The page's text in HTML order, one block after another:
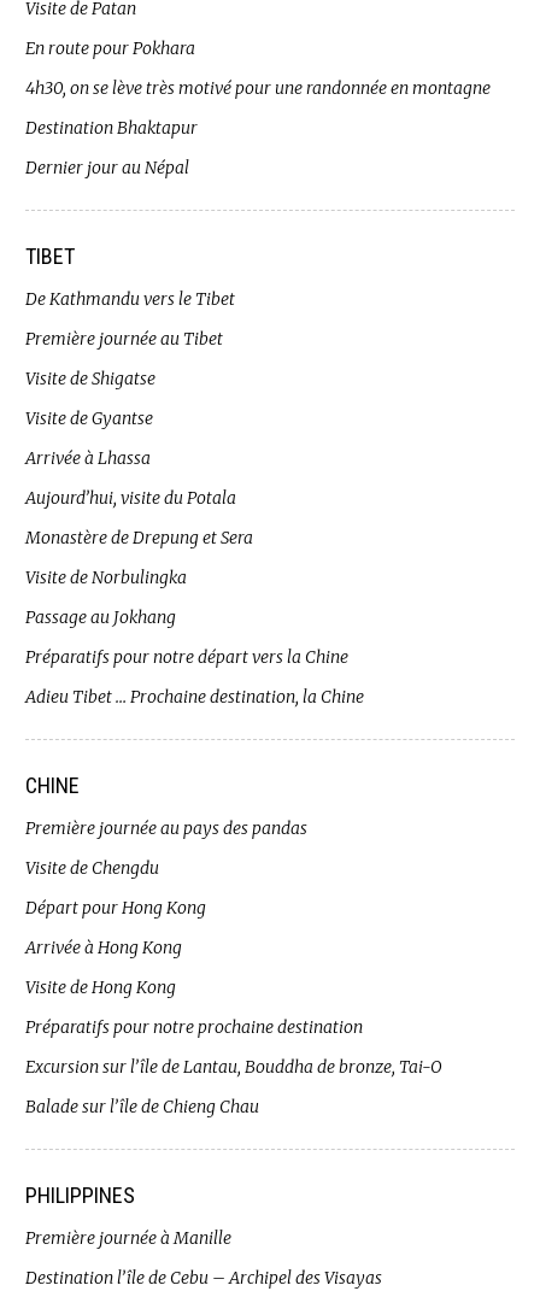
Visite de Patan
En route pour Pokhara
4h30, on se lève très motivé pour une randonnée en montagne
Destination Bhaktapur
Dernier jour au Népal
TIBET
De Kathmandu vers le Tibet
Première journée au Tibet
Visite de Shigatse
Visite de Gyantse
Arrivée à Lhassa
Aujourd’hui, visite du Potala
Monastère de Drepung et Sera
Visite de Norbulingka
Passage au Jokhang
Préparatifs pour notre départ vers la Chine
Adieu Tibet … Prochaine destination, la Chine
CHINE
Première journée au pays des pandas
Visite de Chengdu
Départ pour Hong Kong
Arrivée à Hong Kong
Visite de Hong Kong
Préparatifs pour notre prochaine destination
Excursion sur l’île de Lantau, Bouddha de bronze, Tai-O
Balade sur l’île de Chieng Chau
PHILIPPINES
Première journée à Manille
Destination l’île de Cebu – Archipel des Visayas